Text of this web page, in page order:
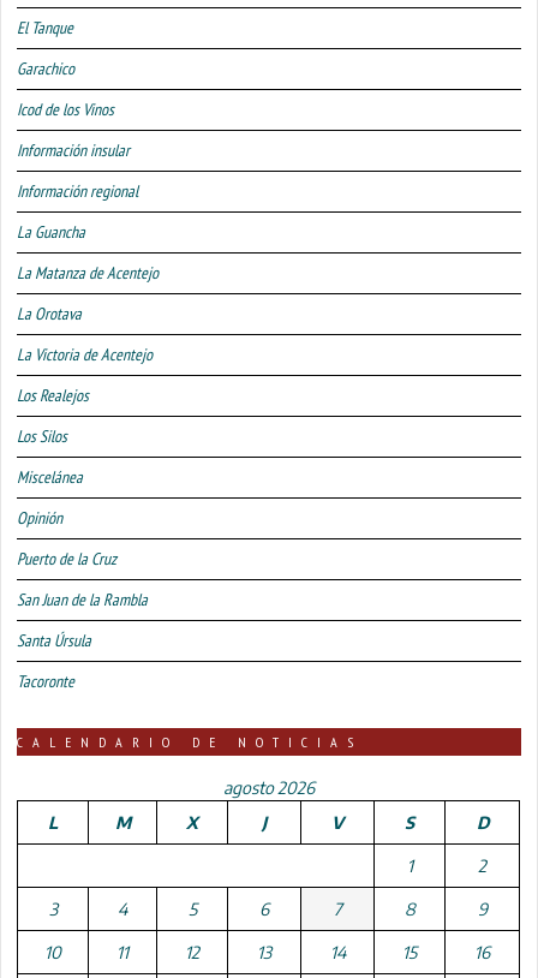
El Tanque
Garachico
Icod de los Vinos
Información insular
Información regional
La Guancha
La Matanza de Acentejo
La Orotava
La Victoria de Acentejo
Los Realejos
Los Silos
Miscelánea
Opinión
Puerto de la Cruz
San Juan de la Rambla
Santa Úrsula
Tacoronte
CALENDARIO DE NOTICIAS
agosto 2026
L
M X J V S D
1 2
3 4 5 6 7 8 9
10 11 12 13 14 15 16